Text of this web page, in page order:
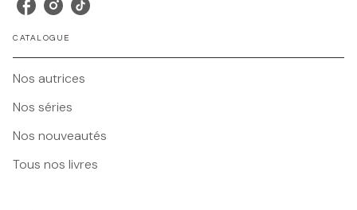
CATALOGUE
Nos autrices
Nos séries
Nos nouveautés
Tous nos livres